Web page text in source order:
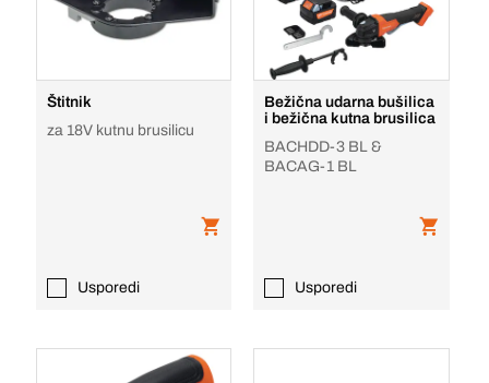
Štitnik
za 18V kutnu brusilicu
Usporedi
Bežična udarna bušilica
i bežična kutna brusilica
BACHDD-3 BL &
BACAG-1 BL
Usporedi